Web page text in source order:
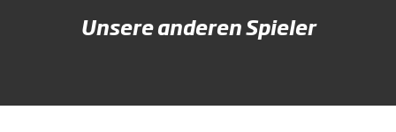
Unsere anderen Spieler